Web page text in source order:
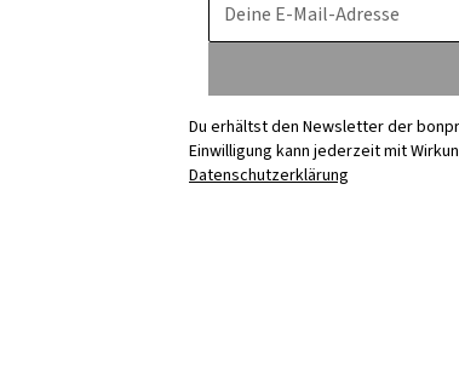
Deine E-Mail-Adresse
Du erhältst den Newsletter der
Einwilligung kann jederzeit mit
Datenschutzerklärung